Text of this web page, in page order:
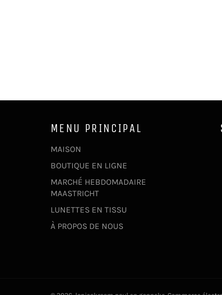
MENU PRINCIPAL
MAISON
BOUTIQUE EN LIGNE
MARCHÉ HEBDOMADAIRE
MAASTRICHT
LUNETTES EN TISSU
À PROPOS DE NOUS